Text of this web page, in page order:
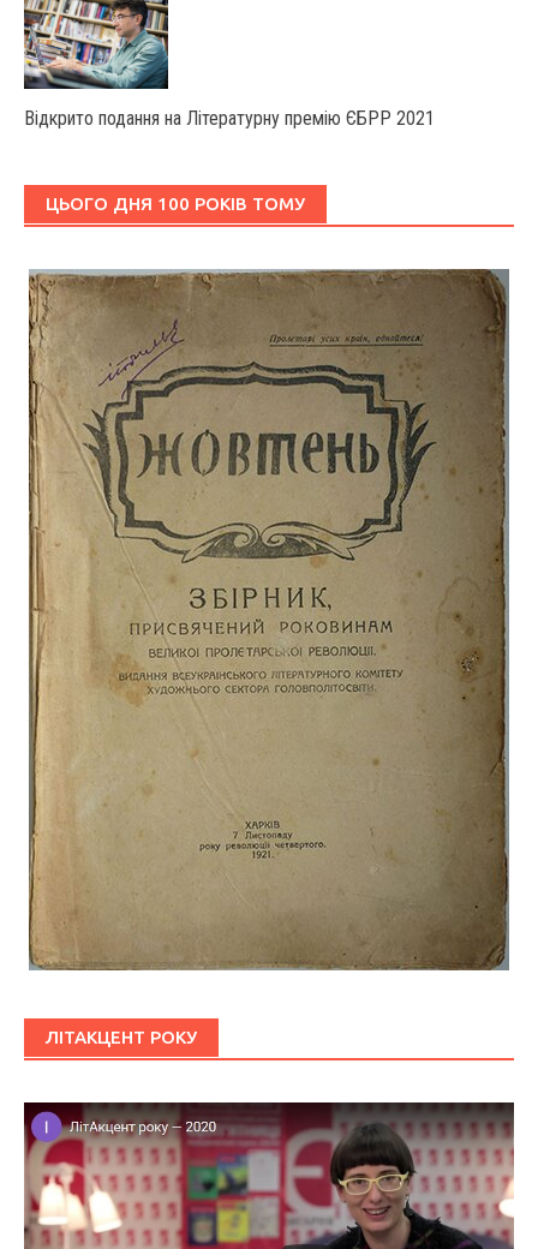
Відкрито подання на Літературну премію ЄБРР 2021
ЦЬОГО ДНЯ 100 РОКІВ ТОМУ
ЛІТАКЦЕНТ РОКУ